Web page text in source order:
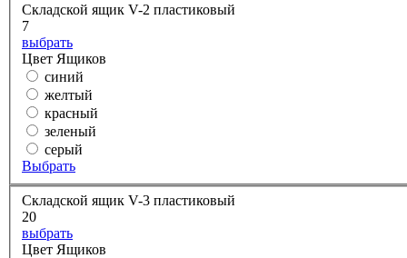
Складской ящик V-2 пластиковый
7
выбрать
Цвет Ящиков
синий
желтый
красный
зеленый
серый
Выбрать
Складской ящик V-3 пластиковый
20
выбрать
Цвет Ящиков